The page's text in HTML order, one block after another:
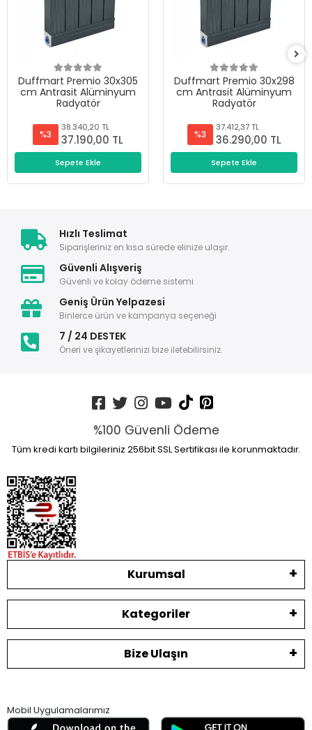
Duffmart Premio 30x305
cm Antrasit Alüminyum
Radyatör
%3
38.340,20 TL
37.190,00 TL
Sepete Ekle
Duffmart Premio 30x298
cm Antrasit Alüminyum
Radyatör
%3
37.412,37 TL
36.290,00 TL
Sepete Ekle
Hızlı Teslimat
Siparişleriniz en kısa sürede elinize ulaşır.
Güvenli Alışveriş
Güvenli ve kolay ödeme sistemi
Geniş Ürün Yelpazesi
Binlerce ürün ve kampanya seçeneği
7 / 24 DESTEK
Öneri ve şikayetlerinizi bize iletebilirsiniz.
%100 Güvenli Ödeme
Tüm kredi kartı bilgileriniz 256bit SSL Sertifikası ile korunmaktadır.
Kurumsal
Kategoriler
Bize Ulaşın
Mobil Uygulamalarımız